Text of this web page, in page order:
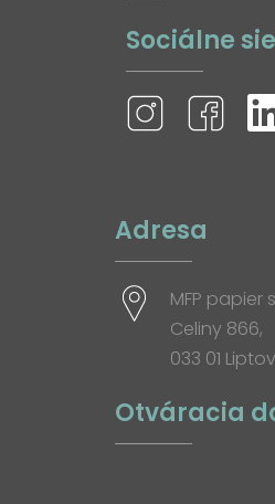
Sociálne
Adresa
MFP papier
Celiny 866,
033 01
Otváracia